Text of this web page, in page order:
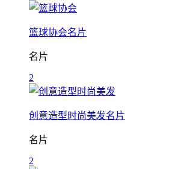
篮球协会名片
名片
2
创意造型时尚美发名片
名片
2